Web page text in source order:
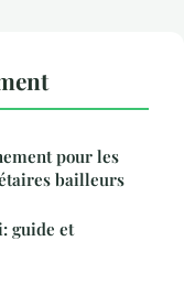
pour les
bailleurs
guide et